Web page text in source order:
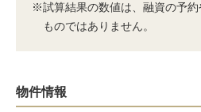
※試算結果の数値は、融資の予
ものではありません。
物件情報